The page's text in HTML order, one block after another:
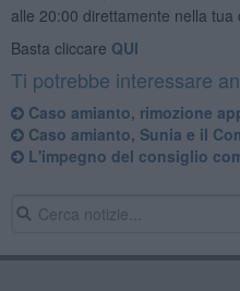
alle 20:00 direttamente nella tua
Basta cliccare QUI
Ti potrebbe interessare
Caso amianto, rimozione
Caso amianto, Sunia e il
L'impegno del consiglio